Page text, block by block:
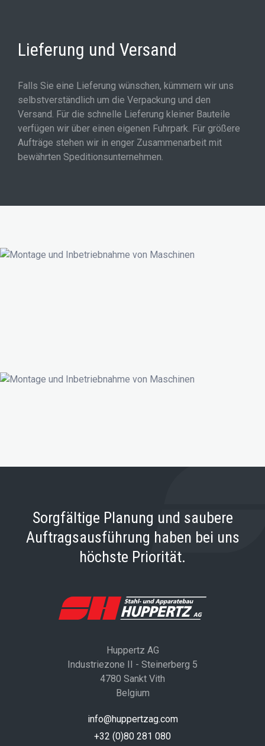
Lieferung und Versand
Falls Sie eine Lieferung wünschen, kümmern wir uns
selbstverständlich um die Verpackung und den
Versand. Für die schnelle Lieferung kleiner Bauteile
verfügen wir über einen eigenen Fuhrpark. Für größere
Aufträge stehen wir in enger Zusammenarbeit mit
bewährten Speditionsunternehmen.
Sorgfältige Planung und saubere
Auftragsausführung haben bei uns
höchste Priorität.
Huppertz AG
Industriezone II - Steinerberg 5
4780 Sankt Vith
Belgium
info@huppertzag.com
+32 (0)80 281 080